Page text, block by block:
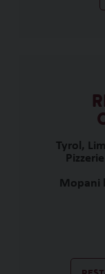
Tyrol,
Mopani